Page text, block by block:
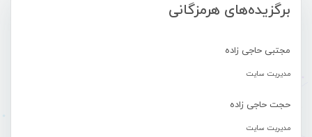
برگزیده‌های هرمزگانی
مجتبی حاجی زاده
مدیریت سایت
حجت حاجی زاده
مدیریت سایت